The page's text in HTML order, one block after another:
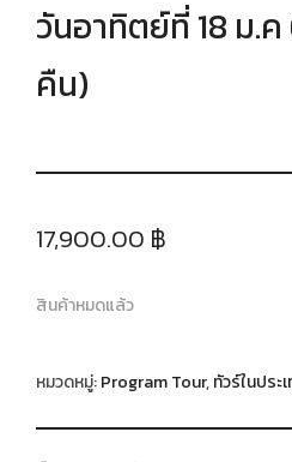
วันอาทิตย์ที่ 18 ม.ค
คืน)
17,900.00 ฿
สินค้าหมดแล้ว
หมวดหมู่:Program Tour,ทัวร์ในประ